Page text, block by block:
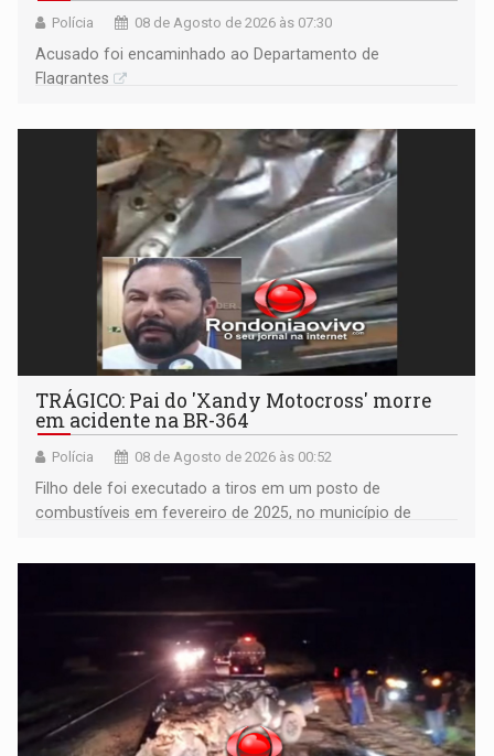
Polícia 08 de Agosto de 2026 às 07:30
Acusado foi encaminhado ao Departamento de
Flagrantes
TRÁGICO: Pai do 'Xandy Motocross' morre
em acidente na BR-364
Polícia 08 de Agosto de 2026 às 00:52
Filho dele foi executado a tiros em um posto de
combustíveis em fevereiro de 2025, no município de